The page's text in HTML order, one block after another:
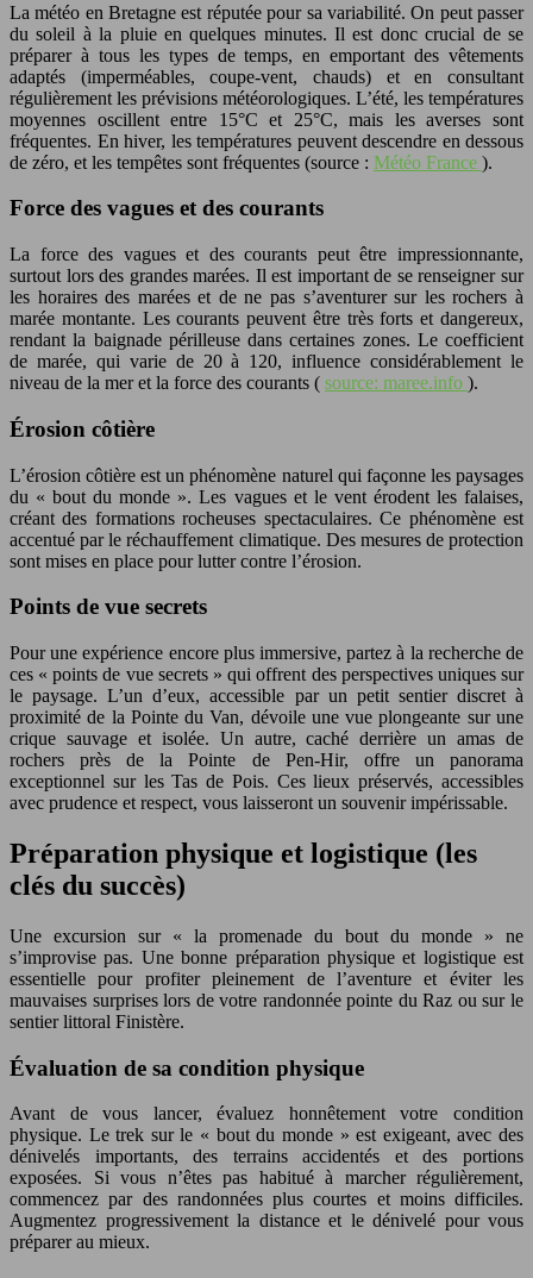
La météo en Bretagne est réputée pour sa variabilité. On peut passer
du soleil à la pluie en quelques minutes. Il est donc crucial de se
préparer à tous les types de temps, en emportant des vêtements
adaptés (imperméables, coupe-vent, chauds) et en consultant
régulièrement les prévisions météorologiques. L’été, les températures
moyennes oscillent entre 15°C et 25°C, mais les averses sont
fréquentes. En hiver, les températures peuvent descendre en dessous
de zéro, et les tempêtes sont fréquentes (source : Météo France ).
Force des vagues et des courants
La force des vagues et des courants peut être impressionnante,
surtout lors des grandes marées. Il est important de se renseigner sur
les horaires des marées et de ne pas s’aventurer sur les rochers à
marée montante. Les courants peuvent être très forts et dangereux,
rendant la baignade périlleuse dans certaines zones. Le coefficient
de marée, qui varie de 20 à 120, influence considérablement le
niveau de la mer et la force des courants ( source: maree.info ).
Érosion côtière
L’érosion côtière est un phénomène naturel qui façonne les paysages
du « bout du monde ». Les vagues et le vent érodent les falaises,
créant des formations rocheuses spectaculaires. Ce phénomène est
accentué par le réchauffement climatique. Des mesures de protection
sont mises en place pour lutter contre l’érosion.
Points de vue secrets
Pour une expérience encore plus immersive, partez à la recherche de
ces « points de vue secrets » qui offrent des perspectives uniques sur
le paysage. L’un d’eux, accessible par un petit sentier discret à
proximité de la Pointe du Van, dévoile une vue plongeante sur une
crique sauvage et isolée. Un autre, caché derrière un amas de
rochers près de la Pointe de Pen-Hir, offre un panorama
exceptionnel sur les Tas de Pois. Ces lieux préservés, accessibles
avec prudence et respect, vous laisseront un souvenir impérissable.
Préparation physique et logistique (les
clés du succès)
Une excursion sur « la promenade du bout du monde » ne
s’improvise pas. Une bonne préparation physique et logistique est
essentielle pour profiter pleinement de l’aventure et éviter les
mauvaises surprises lors de votre randonnée pointe du Raz ou sur le
sentier littoral Finistère.
Évaluation de sa condition physique
Avant de vous lancer, évaluez honnêtement votre condition
physique. Le trek sur le « bout du monde » est exigeant, avec des
dénivelés importants, des terrains accidentés et des portions
exposées. Si vous n’êtes pas habitué à marcher régulièrement,
commencez par des randonnées plus courtes et moins difficiles.
Augmentez progressivement la distance et le dénivelé pour vous
préparer au mieux.